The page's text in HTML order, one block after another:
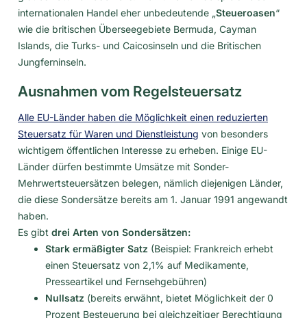
internationalen Handel eher unbedeutende „Steueroasen“
wie die britischen Überseegebiete Bermuda, Cayman
Islands, die Turks- und Caicosinseln und die Britischen
Jungferninseln.
Ausnahmen vom Regelsteuersatz
Alle EU-Länder haben die Möglichkeit einen reduzierten
Steuersatz für Waren und Dienstleistung von besonders
wichtigem öffentlichen Interesse zu erheben. Einige EU-
Länder dürfen bestimmte Umsätze mit Sonder-
Mehrwertsteuersätzen belegen, nämlich diejenigen Länder,
die diese Sondersätze bereits am 1. Januar 1991 angewandt
haben.
Es gibt drei Arten von Sondersätzen:
Stark ermäßigter Satz (Beispiel: Frankreich erhebt
einen Steuersatz von 2,1% auf Medikamente,
Presseartikel und Fernsehgebühren)
Nullsatz (bereits erwähnt, bietet Möglichkeit der 0
Prozent Besteuerung bei gleichzeitiger Berechtigung